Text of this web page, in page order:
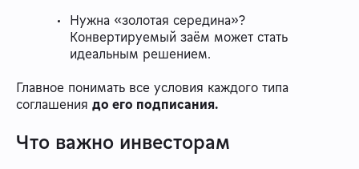
Нужна «золотая середина»?
Конвертируемый заём может стать
идеальным решением.
Главное понимать все условия каждого типа
соглашения до его подписания.
Что важно инвесторам